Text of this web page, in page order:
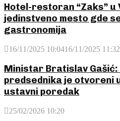
Hotel-restoran “Zaks” u
jedinstveno mesto gde
gastronomija
16/11/2025 10:0416/11/2025 11:32
Ministar Bratislav Gašić:
predsednika je otvoreni
ustavni poredak
25/02/2026 10:20